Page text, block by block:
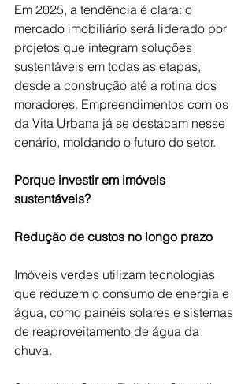
Em 2025, a tendência é clara: o
mercado imobiliário será liderado por
projetos que integram soluções
sustentáveis em todas as etapas,
desde a construção até a rotina dos
moradores. Empreendimentos com os
da Vita Urbana já se destacam nesse
cenário, moldando o futuro do setor.
Porque investir em imóveis
sustentáveis?
Redução de custos no longo prazo
Imóveis verdes utilizam tecnologias
que reduzem o consumo de energia e
água, como painéis solares e sistemas
de reaproveitamento de água da
chuva.